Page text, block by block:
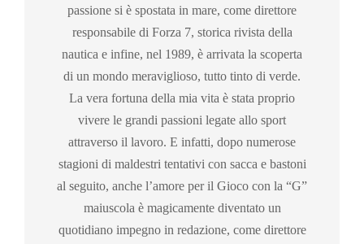
passione si è spostata in mare, come direttore
responsabile di Forza 7, storica rivista della
nautica e infine, nel 1989, è arrivata la scoperta
di un mondo meraviglioso, tutto tinto di verde.
La vera fortuna della mia vita è stata proprio
vivere le grandi passioni legate allo sport
attraverso il lavoro. E infatti, dopo numerose
stagioni di maldestri tentativi con sacca e bastoni
al seguito, anche l’amore per il Gioco con la “G”
maiuscola è magicamente diventato un
quotidiano impegno in redazione, come direttore